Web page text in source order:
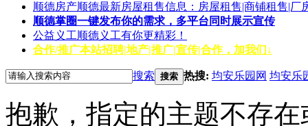
顺德房产顺德最新房屋租售信息：房屋租售|商铺租售|厂
顺德掌圈一键发布你的需求，多平台同时展示宣传
公益义工顺德义工有你更精彩！
合作/推广本站招聘|地产|推广|宣传|合作，加我们↓
搜索 搜索 热搜: 均安乐园网 均安乐
抱歉，指定的主题不存